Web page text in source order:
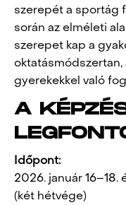
szerepét a sportág
során az elméleti
szerepet kap a
oktatásmódszertan,
gyerekekkel való
A
Időpont:
2026. január 16–18.
(két hétvége)